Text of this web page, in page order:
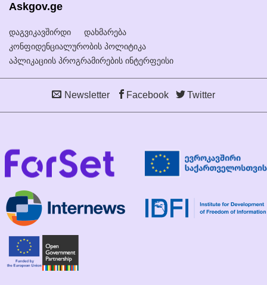
Askgov.ge
დაგვიკავშირდი
დახმარება
კონფიდენციალურობის პოლიტიკა
აპლიკაციის პროგრამირების ინტერფეისი
Newsletter Facebook Twitter